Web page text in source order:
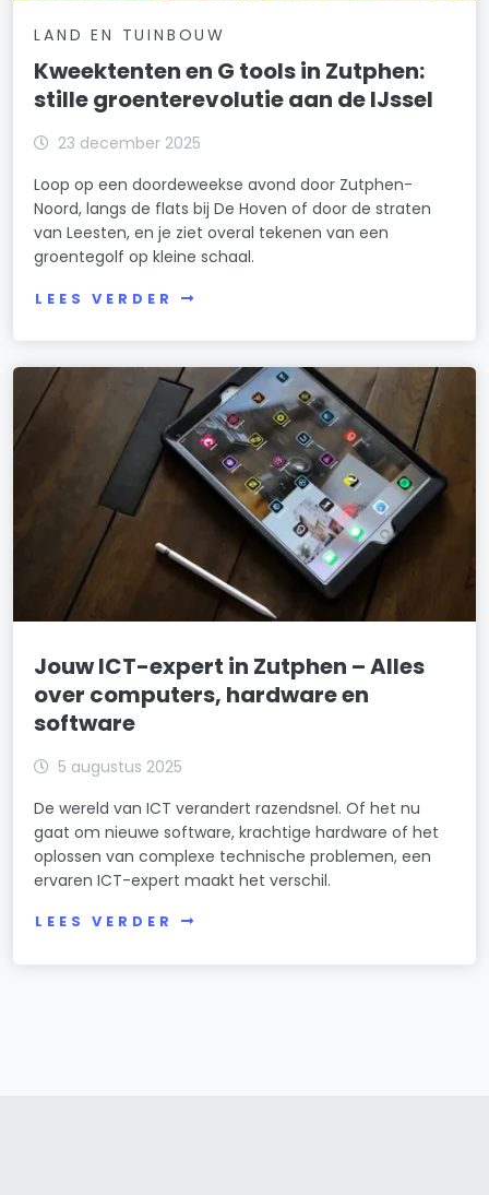
LAND EN TUINBOUW
Kweektenten en G tools in Zutphen:
stille groenterevolutie aan de IJssel
23 december 2025
Loop op een doordeweekse avond door Zutphen-
Noord, langs de flats bij De Hoven of door de straten
van Leesten, en je ziet overal tekenen van een
groentegolf op kleine schaal.
LEES VERDER
Jouw ICT-expert in Zutphen – Alles
over computers, hardware en
software
5 augustus 2025
De wereld van ICT verandert razendsnel. Of het nu
gaat om nieuwe software, krachtige hardware of het
oplossen van complexe technische problemen, een
ervaren ICT-expert maakt het verschil.
LEES VERDER